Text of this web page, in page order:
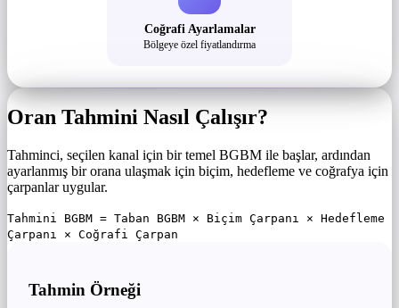
Coğrafi Ayarlamalar
Bölgeye özel fiyatlandırma
Oran Tahmini Nasıl Çalışır?
Tahminci, seçilen kanal için bir temel BGBM ile başlar, ardından
ayarlanmış bir orana ulaşmak için biçim, hedefleme ve coğrafya için
çarpanlar uygular.
Tahmini BGBM = Taban BGBM × Biçim Çarpanı × Hedefleme
Çarpanı × Coğrafi Çarpan
Tahmin Örneği